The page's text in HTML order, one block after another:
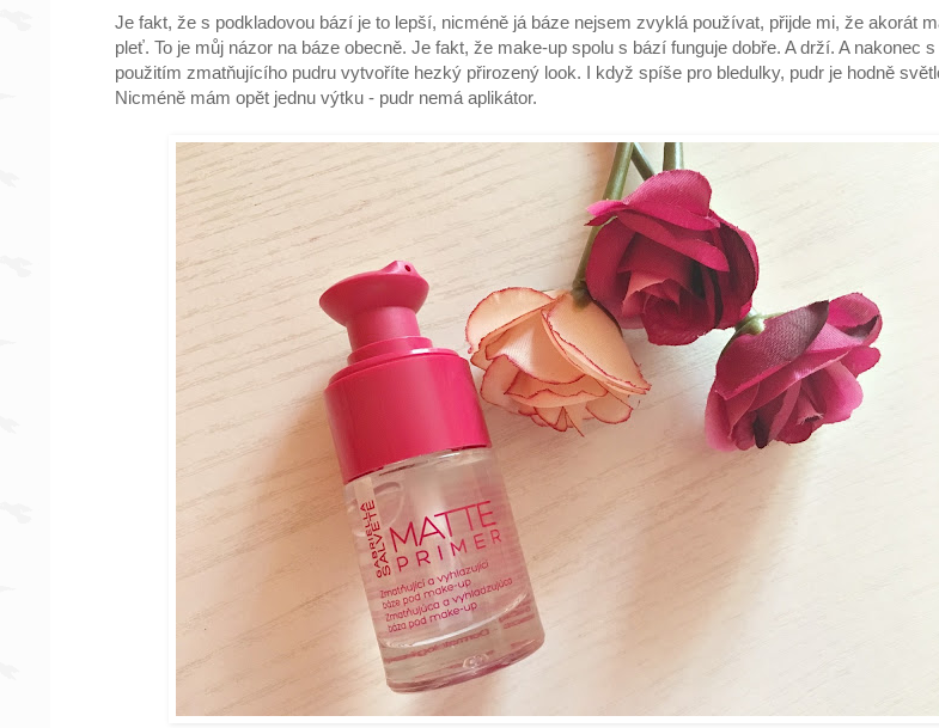
Je fakt, že s podkladovou bází je to lepší, nicméně já báze nejsem zvyklá používat, přijde mi, že akorát
pleť. To je můj názor na báze obecně. Je fakt, že make-up spolu s bází funguje dobře. A drží. A nakonec s
použitím zmatňujícího pudru vytvoříte hezký přirozený look. I když spíše pro bledulky, pudr je hodně
Nicméně mám opět jednu výtku - pudr nemá aplikátor.